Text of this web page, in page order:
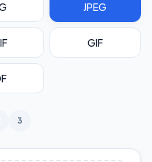
JPEG
GIF
3